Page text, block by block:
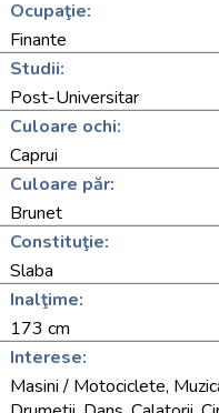
Ocupaţie:
Finante
Studii:
Post-Universitar
Culoare ochi:
Caprui
Culoare păr:
Brunet
Constituţie:
Slaba
Inalţime:
173 cm
Interese:
Masini / Motociclete,